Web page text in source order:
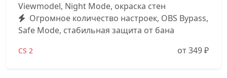
Viewmodel, Night Mode, окраска стен
Огромное количество настроек, OBS Bypass,
Safe Mode, стабильная защита от бана
CS 2 от 349₽